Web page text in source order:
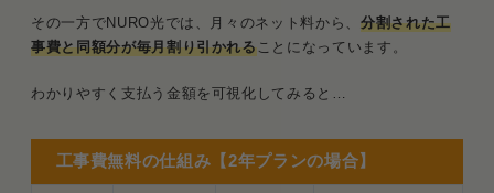
その一方でNURO光では、月々のネット料から、 分割された工
事費と同額分が毎月割り引かれることになっています。
わかりやすく支払う金額を可視化してみると…
工事費無料の仕組み【2年プランの場合】